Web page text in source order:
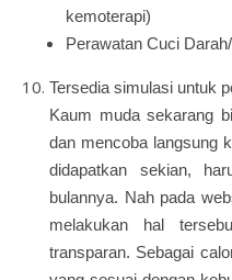
kemoterapi)
Perawatan Cuci
Tersedia simulasi untuk
Kaum muda sekarang
dan mencoba langsung
didapatkan sekian,
bulannya. Nah pada
melakukan hal
transparan. Sebagai